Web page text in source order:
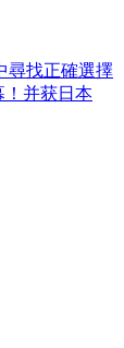
尋找正確選擇
！并获日本